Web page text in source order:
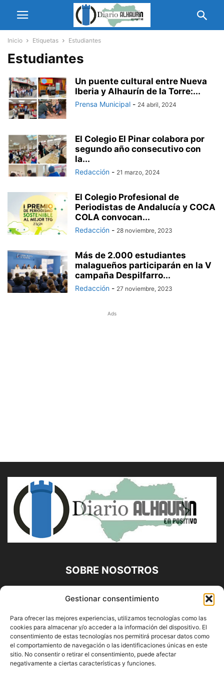
Gestionar consentimiento
Para ofrecer las mejores experiencias, utilizamos tecnologías como las
cookies para almacenar y/o acceder a la información del dispositivo. El
consentimiento de estas tecnologías nos permitirá procesar datos como
el comportamiento de navegación o las identificaciones únicas en este
sitio. No consentir o retirar el consentimiento, puede afectar
negativamente a ciertas características y funciones.
Inicio Etiquetas Estudiantes
Estudiantes
Un puente cultural entre Nueva
Iberia y Alhaurín de la Torre:...
Prensa Municipal - 24 abril, 2024
El Colegio El Pinar colabora por
segundo año consecutivo con
la...
Redacción - 21 marzo, 2024
El Colegio Profesional de
Periodistas de Andalucía y COCA
COLA convocan...
Redacción - 28 noviembre, 2023
Más de 2.000 estudiantes
malagueños participarán en la V
campaña Despilfarro...
Redacción - 27 noviembre, 2023
Ads
SOBRE NOSOTROS
Diario Alhaurín (www.alhaurindelatorre.com) Propiedad de
Francisco E. López López | 639 95 71 95 | Noticias de
Alhaurín de la Torre, Málaga y Provincia|
Contáctanos:info@alhaurindelatorre.com
SÍGUENOS